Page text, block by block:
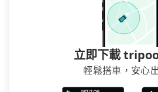
立即下載
輕鬆搭車，安心